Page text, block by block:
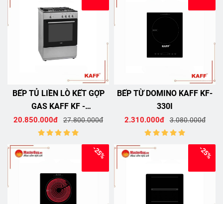
BẾP TỦ LIỀN LÒ KẾT GỢP
GAS KAFF KF -
FRT6604GAC
20.850.000đ 27.800.000đ
BẾP TỪ DOMINO KAFF KF-
330I
2.310.000đ 3.080.000đ
-25% -25%